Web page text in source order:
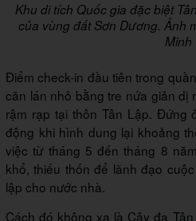
Khu di tích Quốc gia đặc biệt
của vùng đất Sơn Dương. Ảnh
Minh
Điểm check-in đầu tiên trong
căn lán nhỏ bằng tre nứa giản dị
rậm rạp tại thôn Tân Lập. Đứng
động khi hình dung lại khoảng
việc từ tháng 5 đến tháng 8
khổ, thiếu thốn để lãnh đạo
lập cho nước nhà.
Cách đó không xa là Cây đa